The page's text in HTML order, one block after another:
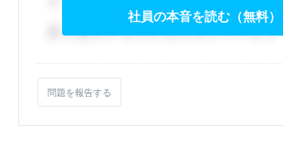
社員の本音を読む（無料）
問題を報告する